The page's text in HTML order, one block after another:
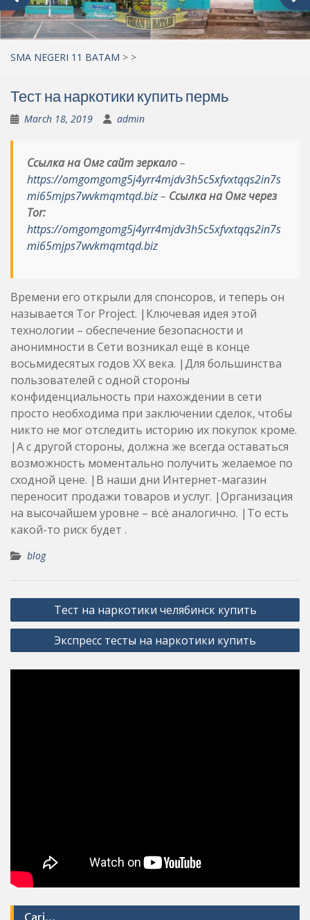
SMA NEGERI 11 BATAM > >
Тест на наркотики купить пермь
March 18, 2019 admin
Ссылка на Омг сайт зеркало–
https://omgomgomg5j4yrr4mjdv3h5c5xfvxtqqs2in7s
mi65mjps7wvkmqmtqd.biz– Ссылка на Омг через
Tor:
https://omgomgomg5j4yrr4mjdv3h5c5xfvxtqqs2in7s
mi65mjps7wvkmqmtqd.biz
Времени его открыли для спонсоров, и теперь он
называется Tor Project. |Ключевая идея этой
технологии – обеспечение безопасности и
анонимности в Сети возникал ещё в конце
восьмидесятых годов ХХ века. |Для большинства
пользователей с одной стороны
конфиденциальность при нахождении в сети
просто необходима при заключении сделок, чтобы
никто не мог отследить историю их покупок кроме.
|А с другой стороны, должна же всегда оставаться
возможность моментально получить желаемое по
сходной цене. |В наши дни Интернет-магазин
переносит продажи товаров и услуг. |Организация
на высочайшем уровне – всё аналогично. |То есть
какой-то риск будет .
blog
Post
navigation
Тест на наркотики челябинск купить
Экспресс тесты на наркотики купить
Cari…